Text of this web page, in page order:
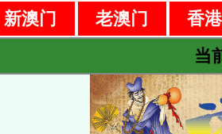
新澳门 老澳门
香
当